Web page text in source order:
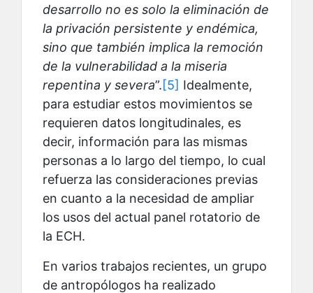
desarrollo no es solo la eliminación de
la privación persistente y endémica,
sino que también implica la remoción
de la vulnerabilidad a la miseria
repentina y severa”.[5] Idealmente,
para estudiar estos movimientos se
requieren datos longitudinales, es
decir, información para las mismas
personas a lo largo del tiempo, lo cual
refuerza las consideraciones previas
en cuanto a la necesidad de ampliar
los usos del actual panel rotatorio de
la ECH.
En varios trabajos recientes, un grupo
de antropólogos ha realizado